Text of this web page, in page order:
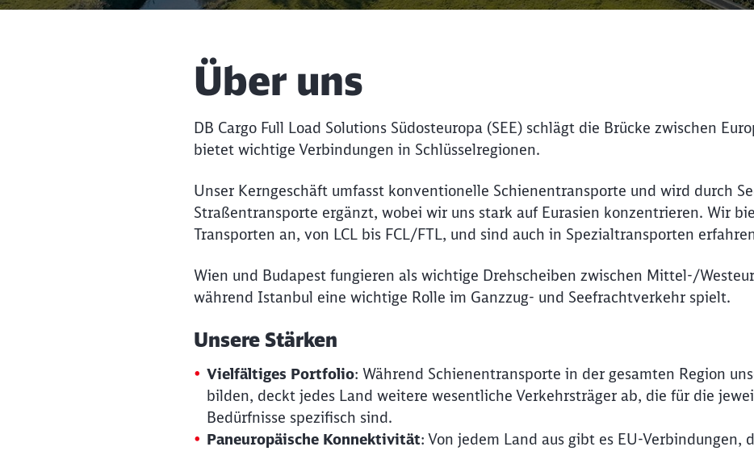
Über uns
DB Cargo Full Load Solutions Südosteuropa (SEE) schlägt die Brücke zwischen
bietet wichtige Verbindungen in Schlüsselregionen.
Unser Kerngeschäft umfasst konventionelle Schienentransporte und wird durch
Straßentransporte ergänzt, wobei wir uns stark auf Eurasien konzentrieren. Wir
Transporten an, von LCL bis FCL/FTL, und sind auch in Spezialtransporten
Wien und Budapest fungieren als wichtige Drehscheiben zwischen Mittel-/
während Istanbul eine wichtige Rolle im Ganzzug- und Seefrachtverkehr spielt.
Unsere Stärken
Vielfältiges Portfolio: Während Schienentransporte in der gesamten Region
bilden, deckt jedes Land weitere wesentliche Verkehrsträger ab, die für die
Bedürfnisse spezifisch sind.
Paneuropäische Konnektivität: Von jedem Land aus gibt es EU-Verbindungen,